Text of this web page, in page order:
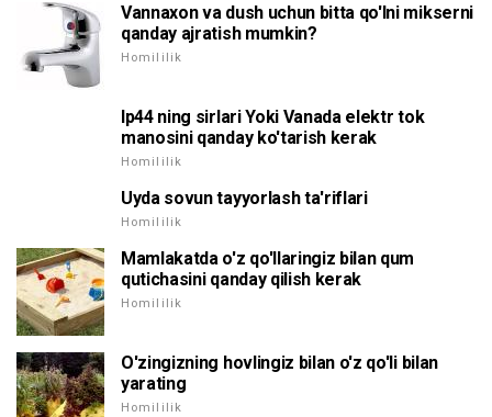
Vannaxon va dush uchun bitta qo'lni mikserni
qanday ajratish mumkin?
Homililik
Ip44 ning sirlari Yoki Vanada elektr tok
manosini qanday ko'tarish kerak
Homililik
Uyda sovun tayyorlash ta'riflari
Homililik
Mamlakatda o'z qo'llaringiz bilan qum
qutichasini qanday qilish kerak
Homililik
O'zingizning hovlingiz bilan o'z qo'li bilan
yarating
Homililik